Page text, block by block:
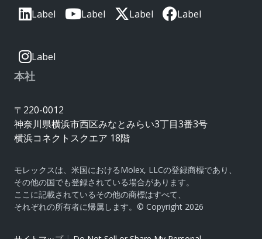
Label Label Label Label
Label
本社
〒220-0012
神奈川県横浜市西区みなとみらい3丁目3番3号
横浜コネクトスクエア 18階
モレックスは、米国におけるMolex, LLCの登録商標であり、
その他の国でも登録されている場合があります。
ここに記載されているその他の商標はすべて、
それぞれの所有者に帰属します。© Copyright 2026